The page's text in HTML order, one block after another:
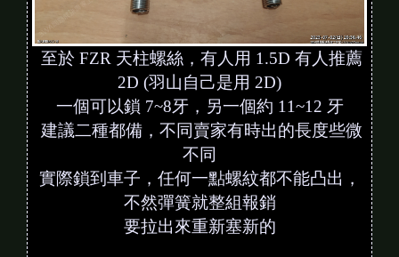
至於 FZR 天柱螺絲，有人用 1.5D 有人推薦
2D (羽山自己是用 2D)
一個可以鎖 7~8牙，另一個約 11~12 牙
建議二種都備，不同賣家有時出的長度些微
不同
實際鎖到車子，任何一點螺紋都不能凸出，
不然彈簧就整組報銷
要拉出來重新塞新的